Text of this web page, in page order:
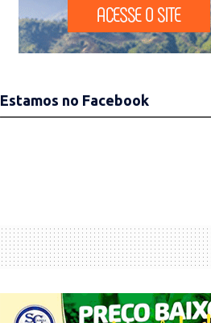
Estamos no Facebook